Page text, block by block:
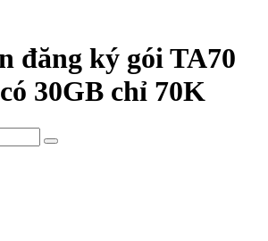
đăng ký gói TA70
30GB chỉ 70K